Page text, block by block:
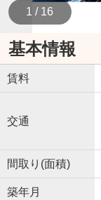
1 / 16
基本情報
賃料
交通
間取り(面積)
築年月